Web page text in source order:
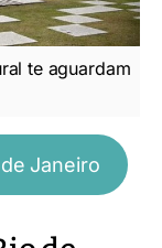
te aguardam
Janeiro